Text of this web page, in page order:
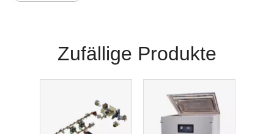
Zufällige Produkte